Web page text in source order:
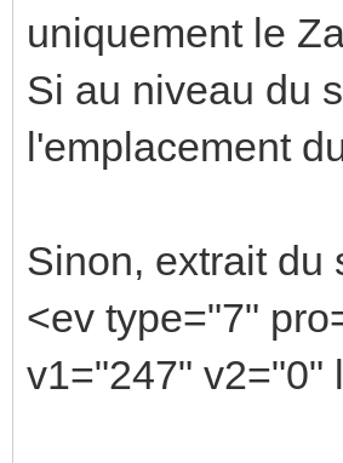
uniquement le
Si au niveau du
l'emplacement
Sinon, extrait du
<ev type="7"
v1="247" v2="0"